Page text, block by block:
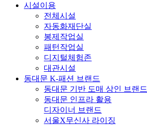
시설이용
전체시설
자동화재단실
봉제작업실
패턴작업실
디지털체험존
대관시설
동대문 K-패션 브랜드
동대문 기반 도매 상인 브랜드
동대문 인프라 활용
디자이너 브랜드
서울X무신사 라이징